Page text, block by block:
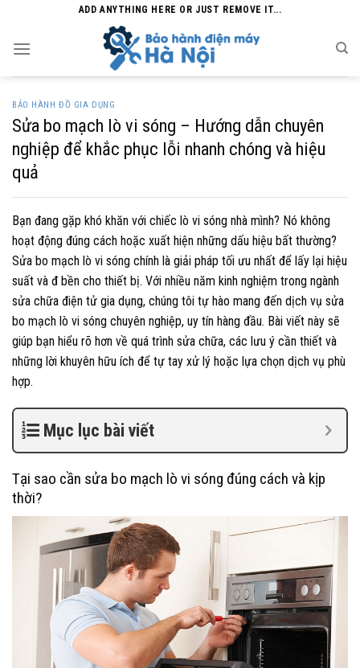
content
ADD ANYTHING HERE OR JUST REMOVE IT...
BẢO HÀNH ĐỒ GIA DỤNG
Sửa bo mạch lò vi sóng – Hướng dẫn chuyên
nghiệp để khắc phục lỗi nhanh chóng và hiệu
quả
Bạn đang gặp khó khăn với chiếc lò vi sóng nhà mình? Nó không
hoạt động đúng cách hoặc xuất hiện những dấu hiệu bất thường?
Sửa bo mạch lò vi sóng chính là giải pháp tối ưu nhất để lấy lại hiệu
suất và đ bền cho thiết bị. Với nhiều năm kinh nghiệm trong ngành
sửa chữa điện tử gia dụng, chúng tôi tự hào mang đến dịch vụ sửa
bo mạch lò vi sóng chuyên nghiệp, uy tín hàng đầu. Bài viết này sẽ
giúp bạn hiểu rõ hơn về quá trình sửa chữa, các lưu ý cần thiết và
những lời khuyên hữu ích để tự tay xử lý hoặc lựa chọn dịch vụ phù
hợp.
Mục lục bài viết
Tại sao cần sửa bo mạch lò vi sóng đúng cách và kịp
thời?